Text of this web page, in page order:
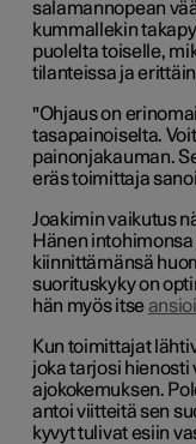
salamannopean
kummallekin
puolelta toiselle,
tilanteissa ja
"Ohjaus on
tasapainoiselta.
painonjakauman.
eräs toimittaja
Joakimin vaikutus
Hänen
kiinnittämänsä
suorituskyky on
hän myös itse
Kun toimittajat
joka tarjosi
ajokokemuksen.
antoi viitteitä sen
kyvyt tulivat esiin